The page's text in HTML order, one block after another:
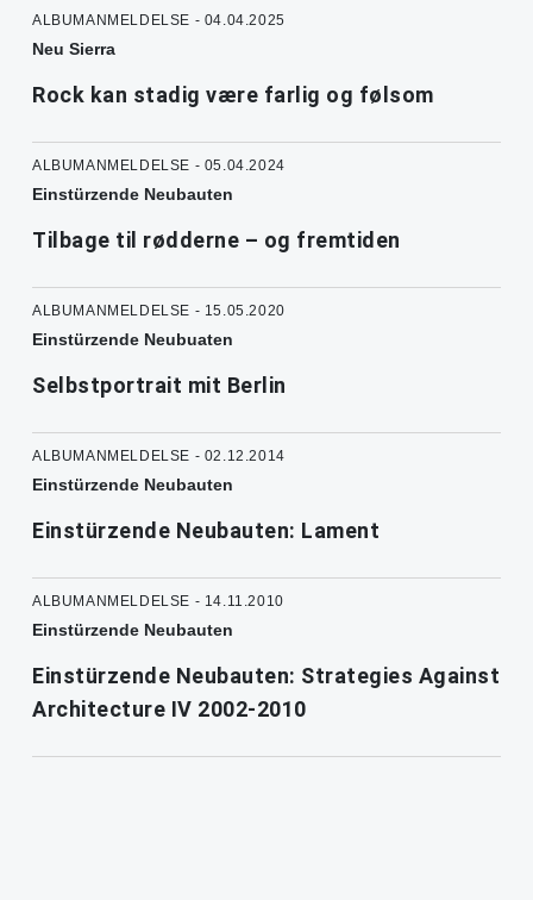
ALBUMANMELDELSE - 04.04.2025
Neu Sierra
Rock kan stadig være farlig og følsom
ALBUMANMELDELSE - 05.04.2024
Einstürzende Neubauten
Tilbage til rødderne – og fremtiden
ALBUMANMELDELSE - 15.05.2020
Einstürzende Neubuaten
Selbstportrait mit Berlin
ALBUMANMELDELSE - 02.12.2014
Einstürzende Neubauten
Einstürzende Neubauten: Lament
ALBUMANMELDELSE - 14.11.2010
Einstürzende Neubauten
Einstürzende Neubauten: Strategies Against
Architecture IV 2002-2010